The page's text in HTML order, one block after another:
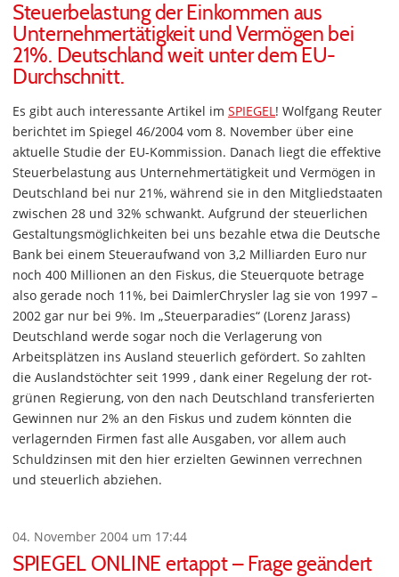
Steuerbelastung der Einkommen aus
Unternehmertätigkeit und Vermögen bei
21%. Deutschland weit unter dem EU-
Durchschnitt.
Es gibt auch interessante Artikel im SPIEGEL! Wolfgang Reuter
berichtet im Spiegel 46/2004 vom 8. November über eine
aktuelle Studie der EU-Kommission. Danach liegt die effektive
Steuerbelastung aus Unternehmertätigkeit und Vermögen in
Deutschland bei nur 21%, während sie in den Mitgliedstaaten
zwischen 28 und 32% schwankt. Aufgrund der steuerlichen
Gestaltungsmöglichkeiten bei uns bezahle etwa die Deutsche
Bank bei einem Steueraufwand von 3,2 Milliarden Euro nur
noch 400 Millionen an den Fiskus, die Steuerquote betrage
also gerade noch 11%, bei DaimlerChrysler lag sie von 1997 –
2002 gar nur bei 9%. Im „Steuerparadies“ (Lorenz Jarass)
Deutschland werde sogar noch die Verlagerung von
Arbeitsplätzen ins Ausland steuerlich gefördert. So zahlten
die Auslandstöchter seit 1999 , dank einer Regelung der rot-
grünen Regierung, von den nach Deutschland transferierten
Gewinnen nur 2% an den Fiskus und zudem könnten die
verlagernden Firmen fast alle Ausgaben, vor allem auch
Schuldzinsen mit den hier erzielten Gewinnen verrechnen
und steuerlich abziehen.
04. November 2004 um 17:44
SPIEGEL ONLINE ertappt – Frage geändert